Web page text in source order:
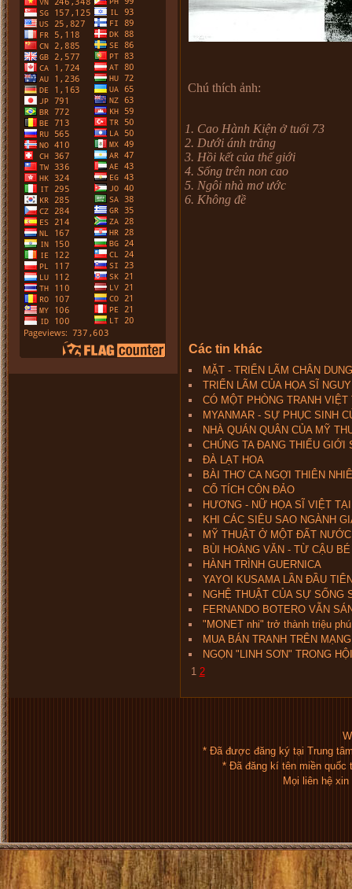
Chú thích ảnh:
1. Cao Hành Kiện ở tuổi 73
2. Dưới ánh trăng
3. Hồi kết của thế giới
4. Sống trên non cao
5. Ngôi nhà mơ ước
6. Không đề
Các tin khác
MẶT - TRIỂN LÃM CHÂN
TRIỂN LÃM CỦA HỌA SĨ
CÓ MỘT PHÒNG TRANH
MYANMAR - SỰ PHỤC SINH
NHÀ QUÁN QUÂN CỦA MỸ
CHÚNG TA ĐANG THIẾU GIỚI
ĐÀ LẠT HOA
BÀI THƠ CA NGỢI THIÊN
CỔ TÍCH CÔN ĐẢO
HƯƠNG - NỮ HỌA SĨ VIỆT
KHI CÁC SIÊU SAO NGÀNH
MỸ THUẬT Ở MỘT ĐẤT
BÙI HOÀNG VĂN - TỪ CẬU
HÀNH TRÌNH GUERNICA
YAYOI KUSAMA LẦN ĐẦU
NGHỆ THUẬT CỦA SỰ SỐNG
FERNANDO BOTERO VẪN
"MONET nhi" trở thành triệu phú
MUA BÁN TRANH TRÊN MẠNG
NGỌN "LINH SƠN" TRONG
1 2
* Đã được đăng ký tại Trung
* Đã đăng kí tên miền quốc
Mọi liên hệ